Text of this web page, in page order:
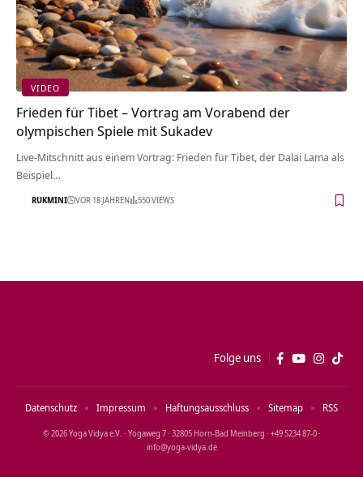
VIDEO
Frieden für Tibet – Vortrag am Vorabend der
olympischen Spiele mit Sukadev
Live-Mitschnitt aus einem Vortrag: Frieden für Tibet, der Dalai Lama als
Beispiel…
RUKMINI VOR 18 JAHREN 550 VIEWS
Folge uns
© 2026 Yoga Vidya e.V. · Yogaweg 7 · 32805 Horn‑Bad Meinberg · +49 5234 87‑0 ·
info@yoga‑vidya.de
Datenschutz Impressum Haftungsausschluss Sitemap RSS